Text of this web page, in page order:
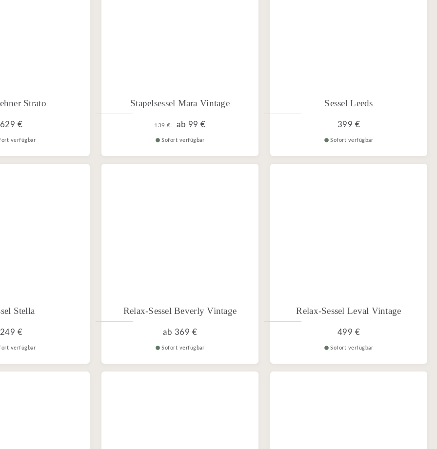
Strato
629 €
verfügbar
Stapelsessel Mara Vintage
139 € ab 99 €
Sofort verfügbar
Sessel Leeds
399 €
Sofort verfügbar
Stella
249 €
verfügbar
Relax-Sessel Beverly Vintage
ab 369 €
Sofort verfügbar
Relax-Sessel Leval Vintage
499 €
Sofort verfügbar